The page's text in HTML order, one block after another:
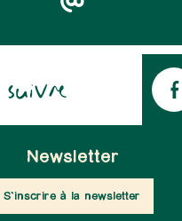
Newsletter
S'inscrire à la newsletter